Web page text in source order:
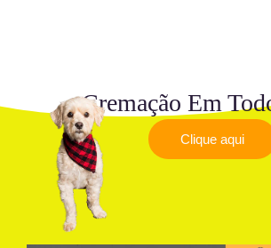
Cremação Em
Clique aqui